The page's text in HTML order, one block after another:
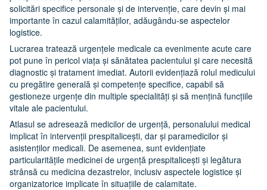
solicitări specifice personale și de intervenție, care devin și mai
importante în cazul calamităților, adăugându-se aspectelor
logistice.
Lucrarea tratează urgențele medicale ca evenimente acute care
pot pune în pericol viața și sănătatea pacientului și care necesită
diagnostic și tratament imediat. Autorii evidențiază rolul medicului
cu pregătire generală și competențe specifice, capabil să
gestioneze urgențe din multiple specialități și să mențină funcțiile
vitale ale pacientului.
Atlasul se adresează medicilor de urgență, personalului medical
implicat în intervenții prespitalicești, dar și paramedicilor și
asistenților medicali. De asemenea, sunt evidențiate
particularitățile medicinei de urgență prespitalicești și legătura
strânsă cu medicina dezastrelor, inclusiv aspectele logistice și
organizatorice implicate în situațiile de calamitate.